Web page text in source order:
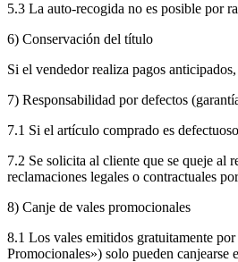
5.3 La auto-recogida no es posible por
6) Conservación del título
Si el vendedor realiza pagos
7) Responsabilidad por defectos
7.1 Si el artículo comprado es
7.2 Se solicita al cliente que se queje al
reclamaciones legales o contractuales
8) Canje de vales promocionales
8.1 Los vales emitidos gratuitamente
Promocionales») solo pueden